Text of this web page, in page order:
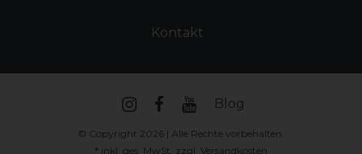
Kontakt
Blog
© Copyright 2026 | Alle Rechte vorbehalten.
* inkl. ges. MwSt. zzgl. Versandkosten